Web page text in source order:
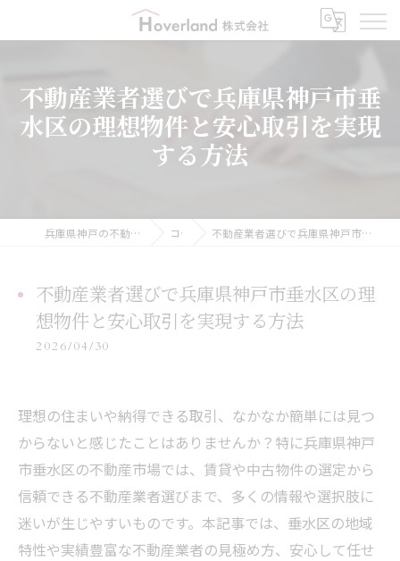
不動産業者選びで兵庫県神戸市垂
水区の理想物件と安心取引を実現
する方法
兵庫県神戸の不動産ならHoverland株式会社 コラム 不動産業者選びで兵庫県神戸市垂水区の理想物件と安心取引を実現する方法
不動産業者選びで兵庫県神戸市垂水区の理
想物件と安心取引を実現する方法
2026/04/30
理想の住まいや納得できる取引、なかなか簡単には見つ
からないと感じたことはありませんか？特に兵庫県神戸
市垂水区の不動産市場では、賃貸や中古物件の選定から
信頼できる不動産業者選びまで、多くの情報や選択肢に
迷いが生じやすいものです。本記事では、垂水区の地域
特性や実績豊富な不動産業者の見極め方、安心して任せ